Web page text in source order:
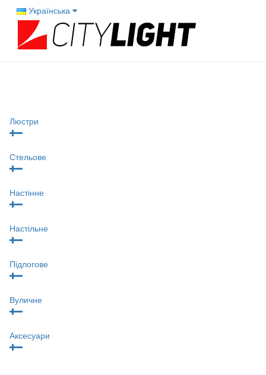
Українська
Люстри
Стельове
Настінне
Настільне
Підлогове
Вуличне
Аксесуари